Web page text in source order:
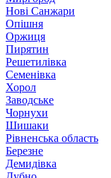
Нові Санжари
Опішня
Оржиця
Пирятин
Решетилівка
Семенівка
Хорол
Заводське
Чорнухи
Шишаки
Рівненська область
Березне
Демидівка